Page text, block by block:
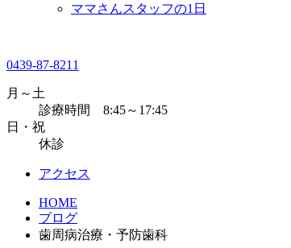
ママさんスタッフの1日
0439-87-8211
月～土
診療時間 8:45～17:45
日・祝
休診
アクセス
HOME
ブログ
歯周病治療・予防歯科